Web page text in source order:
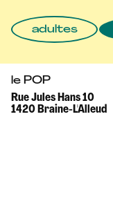
adultes
le POP
Rue Jules Hans 10
1420 Braine-L'Alleud